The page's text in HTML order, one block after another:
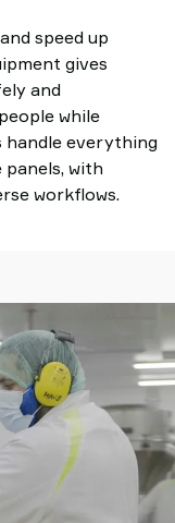
speed up
gives
and
while
handle everything
with
workflows.